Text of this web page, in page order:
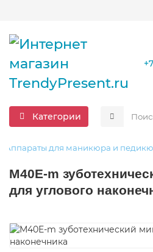
Категории
Аппараты для маникюра и
M40E-m
для углового